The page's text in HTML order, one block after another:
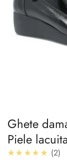
Ghete
Piele
★★★★★ 5.0
2